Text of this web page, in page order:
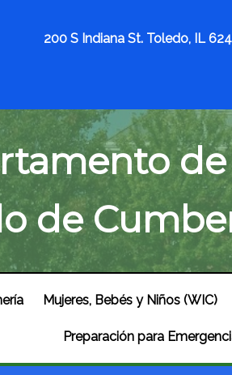
200 S Indiana St. Toledo, IL
de
Mujeres, Bebés y Niños (WIC)
Preparación para